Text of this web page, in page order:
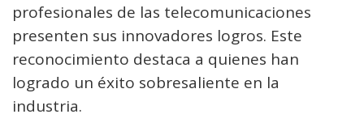
profesionales de las telecomunicaciones
presenten sus innovadores logros. Este
reconocimiento destaca a quienes han
logrado un éxito sobresaliente en la
industria.